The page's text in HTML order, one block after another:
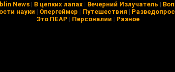
News| В цепких лапах| Вечерний Излучатель |
науки | Опергеймер | Путешествия | Разведопрос
Это ПЕАР | Персоналии | Разное